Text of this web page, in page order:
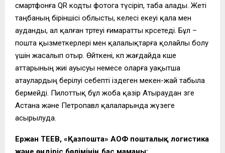
смартфонға QR кодты фотога түсіріп, таба алады. Жеті
таңбаның біріншісі облысты, келесі екеуі қала мен
ауданды, ал қалған төртеуі ғимаратты көрсетеді. Бұл –
пошта қызметкерлері мен қалалықтарға қолайлы болу
үшін жасалып отыр. Өйткені, көп жағдайда көше
аттарының жиі ауысуы немесе оларға уақытша
атаулардың берілуі себепті іздеген мекен-жай табыла
бермейді. Пилоттық бұл жоба қазір Атыраудан өзге
Астана және Петропавл қалаларында жүзеге
асырылуда.
Ержан ӨТЕЕВ, «Қазпошта» АОФ пошталық логистика